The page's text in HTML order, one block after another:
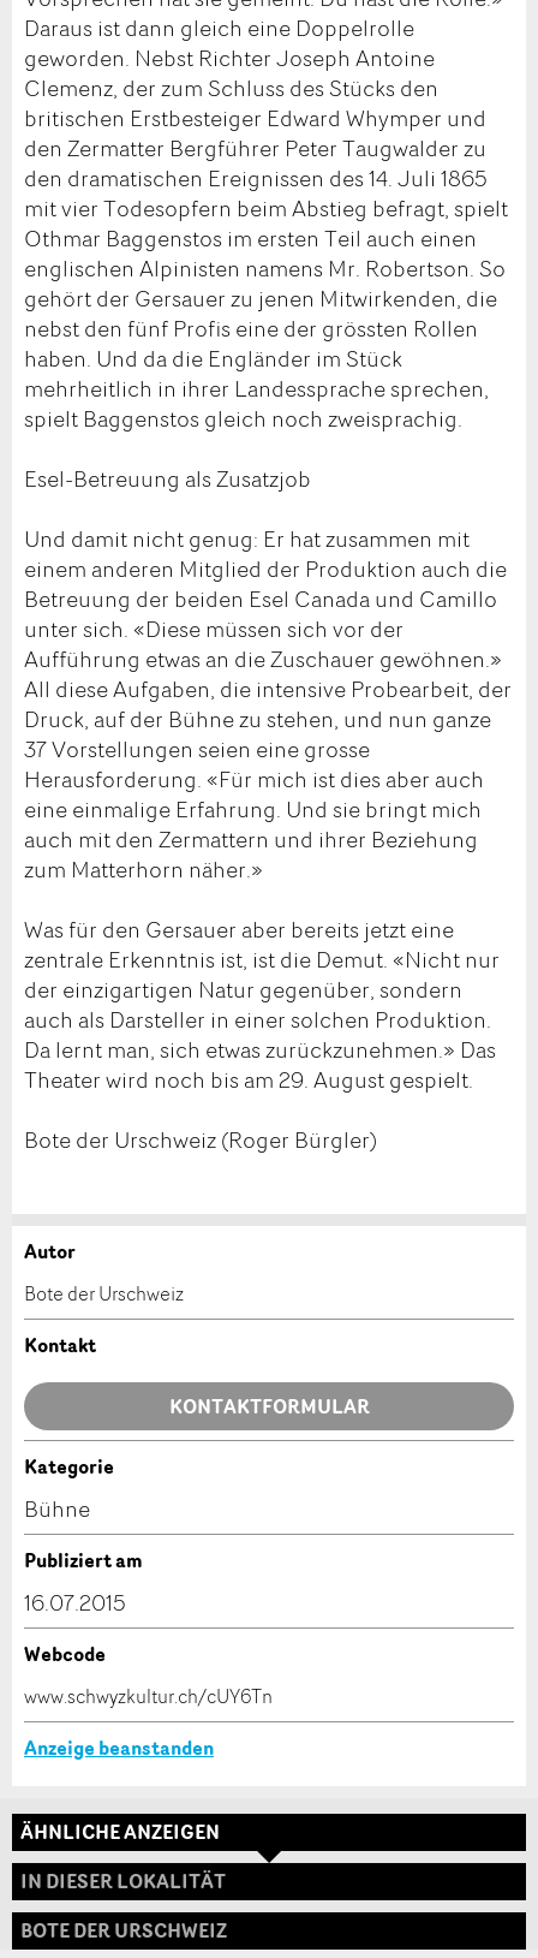
Daraus ist dann gleich eine Doppelrolle
geworden. Nebst Richter Joseph Antoine
Clemenz, der zum Schluss des Stücks den
britischen Erstbesteiger Edward Whymper und
den Zermatter Bergführer Peter Taugwalder zu
den dramatischen Ereignissen des 14. Juli 1865
mit vier Todesopfern beim Abstieg befragt, spielt
Othmar Baggen­stos im ersten Teil auch einen
englischen Alpinisten namens Mr. Robertson. So
gehört der Gersauer zu jenen Mitwirkenden, die
nebst den fünf Profis eine der grössten Rollen
haben. Und da die Engländer im Stück
mehrheitlich in ihrer Landessprache sprechen,
spielt Baggenstos gleich noch zweisprachig.
Esel-Betreuung als Zusatzjob
Und damit nicht genug: Er hat zusammen mit
einem anderen Mitglied der Produktion auch die
Betreuung der beiden Esel Canada und Camillo
unter sich. «Diese müssen sich vor der
Aufführung etwas an die Zuschauer gewöhnen.»
All diese Aufgaben, die intensive Probearbeit, der
Druck, auf der Bühne zu stehen, und nun ganze
37 Vorstellungen seien eine grosse
Herausforderung. «Für mich ist dies aber auch
eine einmalige Erfahrung. Und sie bringt mich
auch mit den Zermattern und ihrer Beziehung
zum Matterhorn näher.»
Was für den Gersauer aber bereits jetzt eine
zentrale Erkenntnis ist, ist die Demut. «Nicht nur
der einzigartigen Natur gegenüber, sondern
auch als Darsteller in einer solchen Produktion.
Da lernt man, sich etwas zurückzunehmen.» Das
Theater wird noch bis am 29. August gespielt.
Bote der Urschweiz (Roger Bürgler)
Anzeige beanstanden
Ihr Feedback wird sehr geschätzt!
Allgemeines Feedback
Anzeige nicht mehr gültig
Anzeige unvollständig
* Eingabe erforderlich
Anzeige weiterempfehlen
Empfehlen Sie diese Anzeige an Freunde weiter.
* Eingabe erforderlich
Autor
Bote der Urschweiz
Kontakt
KONTAKTFORMULAR
Kontakt
Verfassen Sie eine Nachricht für die Kontaktpersonen
Adresse
Kategorie
Bühne
Publiziert am
16.07.2015
Webcode
www.schwyzkultur.ch/cUY6Tn
Anzeige beanstanden
ÄHNLICHE ANZEIGEN
IN DIESER LOKALITÄT
BOTE DER URSCHWEIZ